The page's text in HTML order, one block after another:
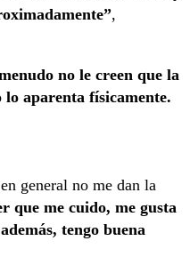
,
no le creen que la
lo aparenta físicamente.
general no me dan la
que me cuido, me gusta
tengo buena